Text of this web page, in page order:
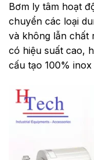
Bơm ly tâm hoạt
chuyển các loại
và không lẫn chất
có hiệu suất cao,
cấu tạo 100%